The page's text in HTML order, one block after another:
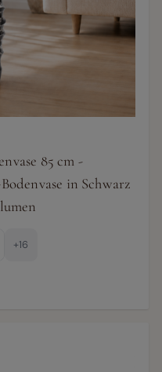
85 cm -
in Schwarz
+16